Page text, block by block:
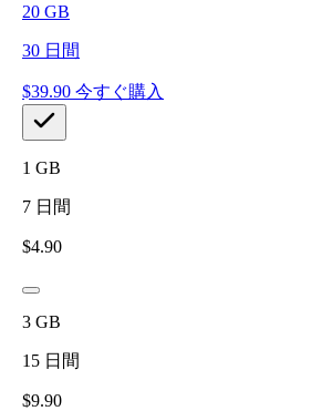
20 GB
30 日間
$39.90 今すぐ購入
1 GB
7 日間
$4.90
3 GB
15 日間
$9.90